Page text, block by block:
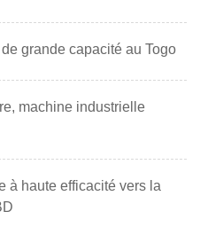
grande capacité au Togo
machine industrielle
à haute efficacité vers la